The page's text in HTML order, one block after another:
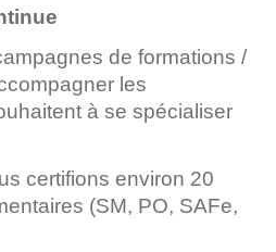
de formations /
les
à se spécialiser
certifions environ 20
(SM, PO, SAFe,